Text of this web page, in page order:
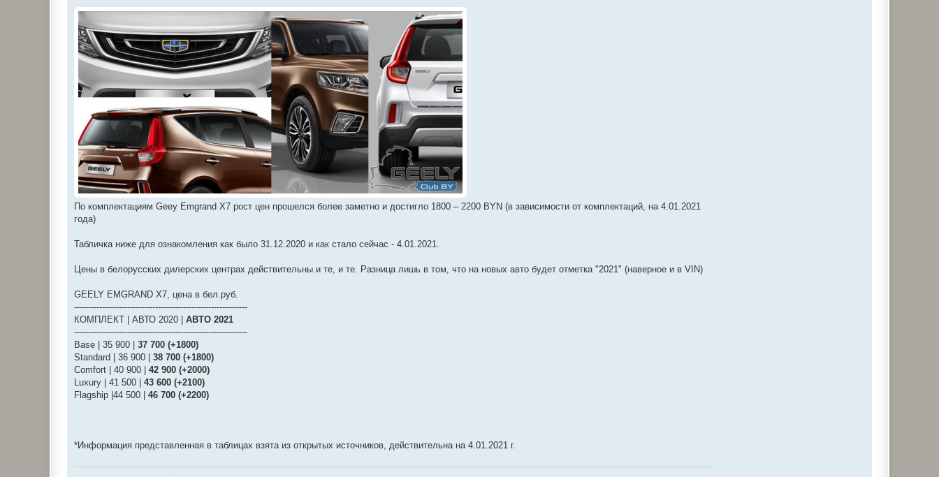
По комплектациям Geey Emgrand X7 рост цен прошелся более заметно и достигло 1800 – 2200 BYN (в зависимости от комплектаций, на 4.01.2021
года)
Табличка ниже для ознакомления как было 31.12.2020 и как стало сейчас - 4.01.2021.
Цены в белорусских дилерских центрах действительны и те, и те. Разница лишь в том, что на новых авто будет отметка "2021" (наверное и в VIN)
GEELY EMGRAND X7, цена в бел.руб.
--------------------------------------------------------------
КОМПЛЕКТ | АВТО 2020 |
АВТО 2021
--------------------------------------------------------------
Base | 35 900 | 37 700 (+1800)
Standard | 36 900 | 38 700 (+1800)
Comfort | 40 900 | 42 900 (+2000)
Luxury | 41 500 | 43 600 (+2100)
Flagship |44 500 | 46 700 (+2200)
*Информация представленная в таблицах взята из открытых источников, действительна на 4.01.2021 г.